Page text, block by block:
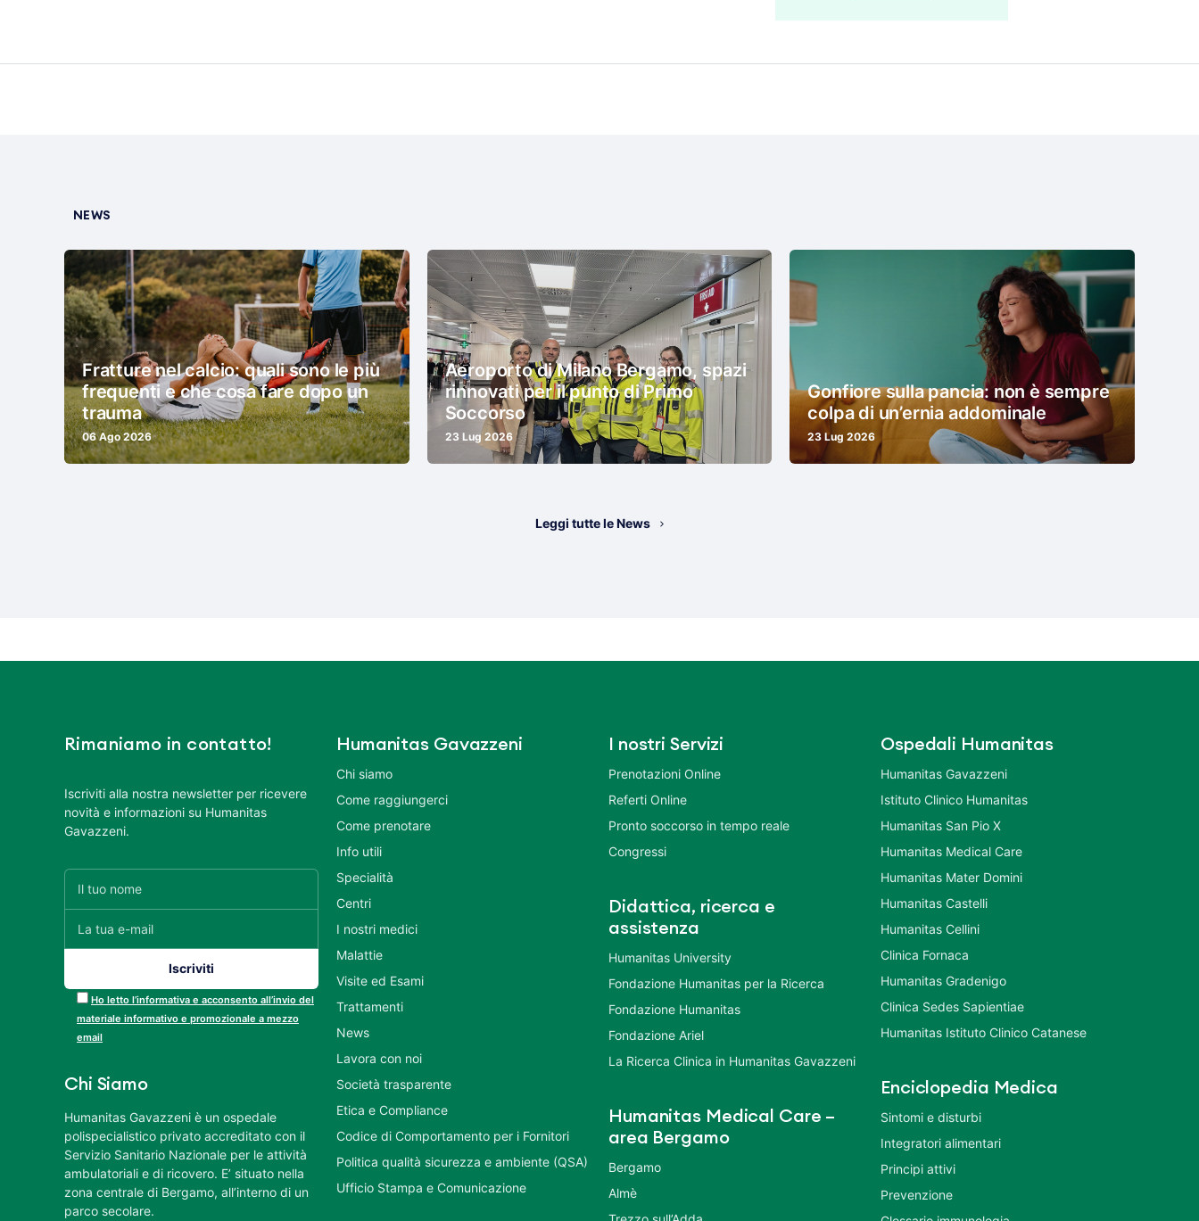
NEWS
Fratture nel calcio: quali sono le più
frequenti e che cosa fare dopo un
trauma
06 Ago 2026
Aeroporto di Milano Bergamo, spazi
rinnovati per il punto di Primo
Soccorso
23 Lug 2026
Gonfiore sulla pancia: non è sempre
colpa di un’ernia addominale
23 Lug 2026
Leggi tutte le News
Rimaniamo in contatto!
Iscriviti alla nostra newsletter per ricevere
novità e informazioni su Humanitas
Gavazzeni.
Ho letto l’informativa e acconsento all’invio del
materiale informativo e promozionale a mezzo
email
Chi Siamo
Humanitas Gavazzeni è un ospedale
polispecialistico privato accreditato con il
Servizio Sanitario Nazionale per le attività
ambulatoriali e di ricovero. E’ situato nella
zona centrale di Bergamo, all’interno di un
parco secolare.
Humanitas Gavazzeni
Chi siamo
Come raggiungerci
Come prenotare
Info utili
Specialità
Centri
I nostri medici
Malattie
Visite ed Esami
Trattamenti
News
Lavora con noi
Società trasparente
Etica e Compliance
Codice di Comportamento per i Fornitori
Politica qualità sicurezza e ambiente (QSA)
Ufficio Stampa e Comunicazione
I nostri Servizi
Prenotazioni Online
Referti Online
Pronto soccorso in tempo reale
Congressi
Didattica, ricerca e
assistenza
Humanitas University
Fondazione Humanitas per la Ricerca
Fondazione Humanitas
Fondazione Ariel
La Ricerca Clinica in Humanitas Gavazzeni
Humanitas Medical Care –
area Bergamo
Bergamo
Almè
Ospedali Humanitas
Humanitas Gavazzeni
Istituto Clinico Humanitas
Humanitas San Pio X
Humanitas Medical Care
Humanitas Mater Domini
Humanitas Castelli
Humanitas Cellini
Clinica Fornaca
Humanitas Gradenigo
Clinica Sedes Sapientiae
Humanitas Istituto Clinico Catanese
Enciclopedia Medica
Sintomi e disturbi
Integratori alimentari
Principi attivi
Prevenzione